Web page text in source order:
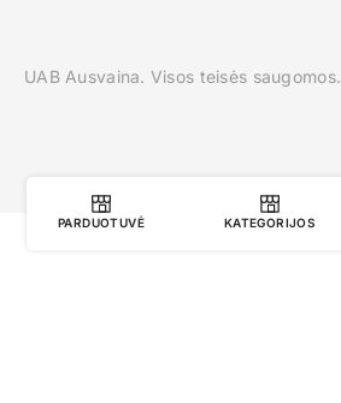
UAB Ausvaina. Visos teisės saugomos.
PARDUOTUVĖ KATEGORIJOS